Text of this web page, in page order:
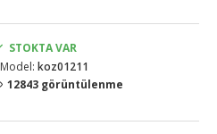
STOKTA VAR
Model: koz01211
12843 görüntülenme